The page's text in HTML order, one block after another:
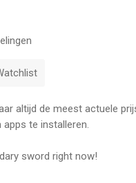
altijd de meest actuele
te installeren.
sword right now!